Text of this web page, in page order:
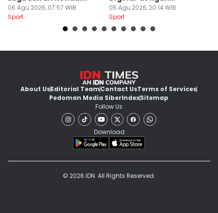
Tornado FC
06 Agu 2026, 07:57 WIB
Sport
Penonton
05 Agu 2026, 20:14 WIB
Sport
About UsEditorial TeamContact UsTerms of Services
Pedoman Media SiberIndexSitemap
Follow Us
Download
© 2026 IDN. All Rights Reserved.